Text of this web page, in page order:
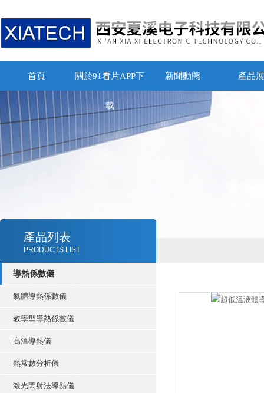
首頁 關於91看片APP下
载
新聞動態 產品
產品列表
PRODUCTS LIST
導熱係數儀
氣體導熱係數儀
教學型導熱係數儀
高溫導熱儀
熱常數分析儀
激光閃射法導熱儀